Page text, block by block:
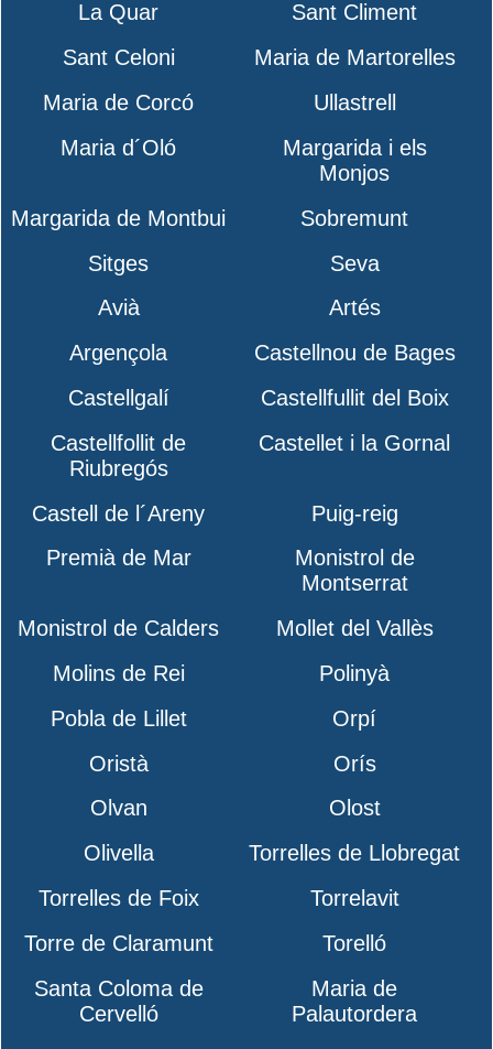
La Quar
Sant Climent
Sant Celoni
Maria de Martorelles
Maria de Corcó
Ullastrell
Maria d´Oló
Margarida i els
Monjos
Margarida de Montbui
Sobremunt
Sitges
Seva
Avià
Artés
Argençola
Castellnou de Bages
Castellgalí
Castellfullit del Boix
Castellfollit de
Riubregós
Castellet i la Gornal
Castell de l´Areny
Puig-reig
Premià de Mar
Monistrol de
Montserrat
Monistrol de Calders
Mollet del Vallès
Molins de Rei
Polinyà
Pobla de Lillet
Orpí
Oristà
Orís
Olvan
Olost
Olivella
Torrelles de Llobregat
Torrelles de Foix
Torrelavit
Torre de Claramunt
Torelló
Santa Coloma de
Cervelló
Maria de
Palautordera